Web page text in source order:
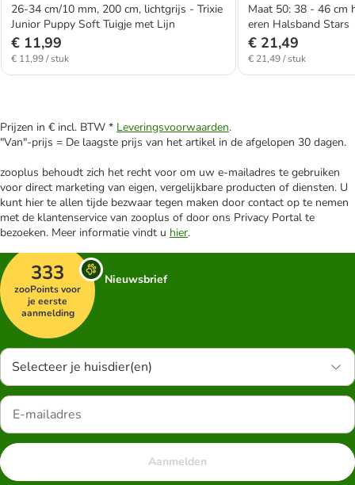
26-34 cm/10 mm, 200 cm, lichtgrijs - Trixie
Junior Puppy Soft Tuigje met Lijn
€ 11,99
€ 11,99 / stuk
Maat 50: 38 - 46 cm
eren Halsband Stars
€ 21,49
€ 21,49 / stuk
Prijzen in € incl. BTW * Leveringsvoorwaarden.
"Van"-prijs = De laagste prijs van het artikel in de afgelopen 30 dagen.
zooplus behoudt zich het recht voor om uw e-mailadres te gebruiken
voor direct marketing van eigen, vergelijkbare producten of diensten. U
kunt hier te allen tijde bezwaar tegen maken door contact op te nemen
met de klantenservice van zooplus of door ons Privacy Portal te
bezoeken. Meer informatie vindt u hier.
333
zooPoints voor
je eerste
aanmelding
Nieuwsbrief
Selecteer je huisdier(en)
Aanmelden